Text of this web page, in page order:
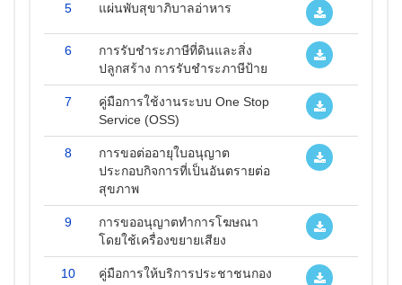
5 แผ่นพับสุขาภิบาลอ่าหาร
6
การรับชำระภาษีที่ดินและสิ่ง
ปลูกสร้าง การรับชำระภาษีป้าย
7
คู่มือการใช้งานระบบ One Stop
Service (OSS)
8
การขอต่ออายุใบอนุญาต
ประกอบกิจการที่เป็นอันตรายต่อ
สุขภาพ
9
การขออนุญาตทำการโฆษณา
โดยใช้เครื่องขยายเสียง
10
คู่มือการให้บริการประชาชนกอง